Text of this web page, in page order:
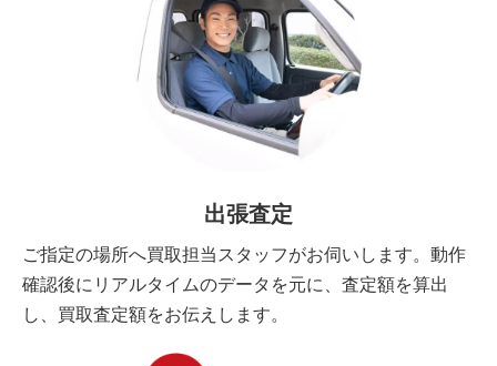
出張査定
ご指定の場所へ買取担当スタッフがお伺いします。動作
確認後にリアルタイムのデータを元に、査定額を算出
し、買取査定額をお伝えします。